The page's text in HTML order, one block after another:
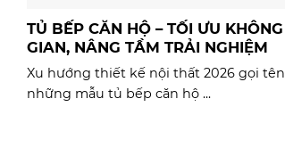
TỦ BẾP CĂN HỘ – TỐI ƯU KHÔNG
GIAN, NÂNG TẦM TRẢI NGHIỆM
Xu hướng thiết kế nội thất 2026 gọi tên
những mẫu tủ bếp căn hộ ...